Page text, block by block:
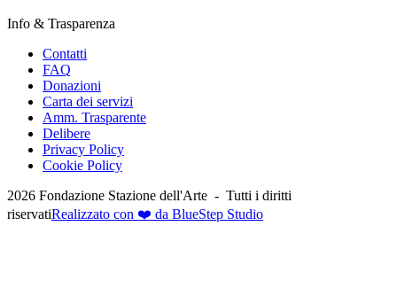
Info & Trasparenza
Contatti
FAQ
Donazioni
Carta dei servizi
Amm. Trasparente
Delibere
Privacy Policy
Cookie Policy
2026 Fondazione Stazione dell'Arte - Tutti i diritti
riservatiRealizzato con ❤️ da BlueStep Studio